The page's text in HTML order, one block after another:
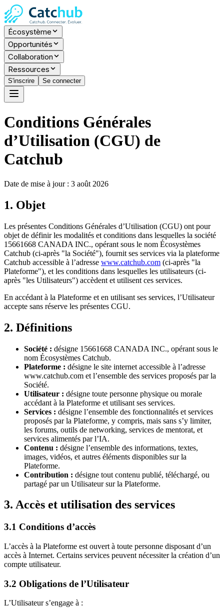
Écosystème
Opportunités
Collaboration
Ressources
S'inscrire Se connecter
Conditions Générales
d’Utilisation (CGU) de
Catchub
Date de mise à jour : 3 août 2026
1. Objet
Les présentes Conditions Générales d’Utilisation (CGU) ont pour
objet de définir les modalités et conditions dans lesquelles la société
15661668 CANADA INC., opérant sous le nom Écosystèmes
Catchub (ci-après "la Société"), fournit ses services via la plateforme
Catchub accessible à l’adresse www.catchub.com (ci-après "la
Plateforme"), et les conditions dans lesquelles les utilisateurs (ci-
après "les Utilisateurs") accèdent et utilisent ces services.
En accédant à la Plateforme et en utilisant ses services, l’Utilisateur
accepte sans réserve les présentes CGU.
2. Définitions
Société : désigne 15661668 CANADA INC., opérant sous le
nom Écosystèmes Catchub.
Plateforme : désigne le site internet accessible à l’adresse
www.catchub.com et l’ensemble des services proposés par la
Société.
Utilisateur : désigne toute personne physique ou morale
accédant à la Plateforme et utilisant ses services.
Services : désigne l’ensemble des fonctionnalités et services
proposés par la Plateforme, y compris, mais sans s’y limiter,
les forums, outils de networking, services de mentorat, et
services alimentés par l’IA.
Contenu : désigne l’ensemble des informations, textes,
images, vidéos, et autres éléments disponibles sur la
Plateforme.
Contribution : désigne tout contenu publié, téléchargé, ou
partagé par un Utilisateur sur la Plateforme.
3. Accès et utilisation des services
3.1 Conditions d’accès
L’accès à la Plateforme est ouvert à toute personne disposant d’un
accès à Internet. Certains services peuvent nécessiter la création d’un
compte utilisateur.
3.2 Obligations de l’Utilisateur
L’Utilisateur s’engage à :